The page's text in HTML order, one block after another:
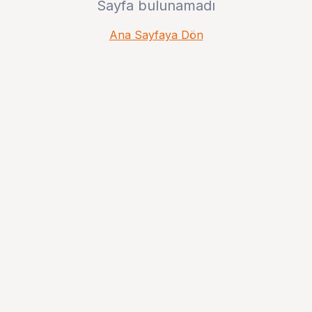
Sayfa bulunamadı
Ana Sayfaya Dön